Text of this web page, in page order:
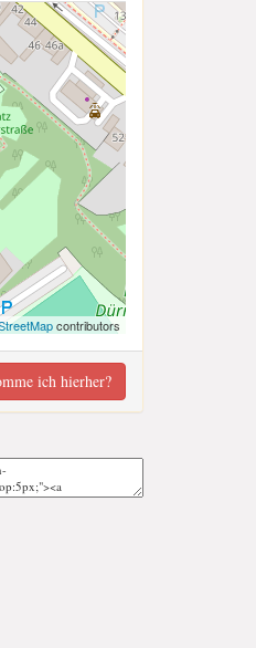
contributors
ich hierher?